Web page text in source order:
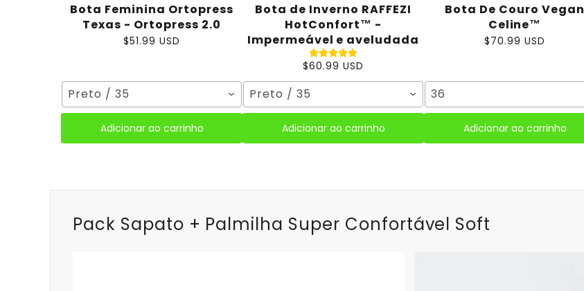
Bota Feminina Ortopress
Texas - Ortopress 2.0
$51.99 USD
Preto / 35
Adicionar ao carrinho
Bota de Inverno RAFFEZI
HotConfort™ -
Impermeável e aveludada
$60.99 USD
Preto / 35
Adicionar ao carrinho
Bota De Couro Vegan
Celine™
$70.99 USD
36
Adicionar ao carrinho
Pack Sapato + Palmilha Super Confortável Soft